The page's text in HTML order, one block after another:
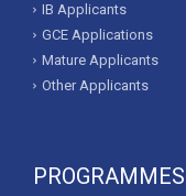
IB Applicants
GCE Applications
Mature Applicants
Other Applicants
PROGRAMMES